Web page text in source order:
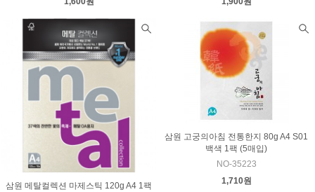
삼원 메탈컬렉션 마제스틱 120g A4 1팩
삼원 고궁의아침 전통한지 80g A4 S01
백색 1팩 (5매입)
NO-35223
1,710원